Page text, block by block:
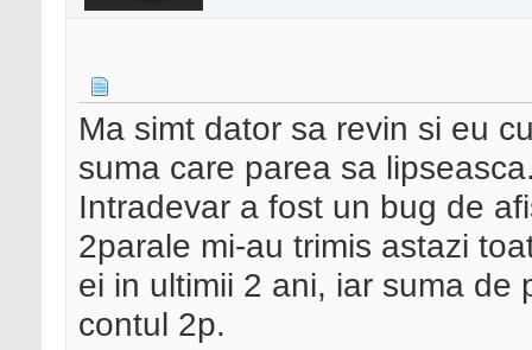
Ma simt dator sa revin si eu
suma care parea sa
Intradevar a fost un bug de
2parale mi-au trimis astazi
ei in ultimii 2 ani, iar suma de
contul 2p.